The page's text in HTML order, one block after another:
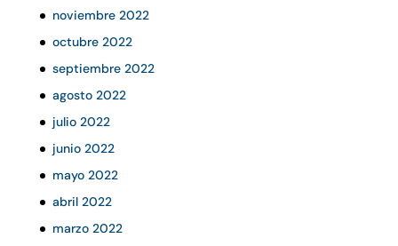
noviembre 2022
octubre 2022
septiembre 2022
agosto 2022
julio 2022
junio 2022
mayo 2022
abril 2022
marzo 2022